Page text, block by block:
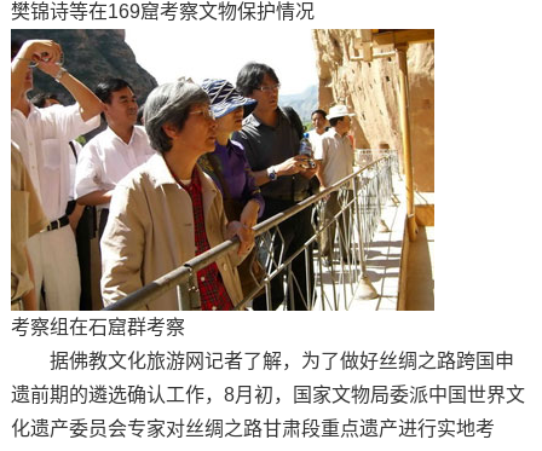
樊锦诗等在169窟考察文物保护情况
考察组在石窟群考察
据佛教文化旅游网记者了解，为了做好丝绸之路跨国申
遗前期的遴选确认工作，8月初，国家文物局委派中国世界文
化遗产委员会专家对丝绸之路甘肃段重点遗产进行实地考